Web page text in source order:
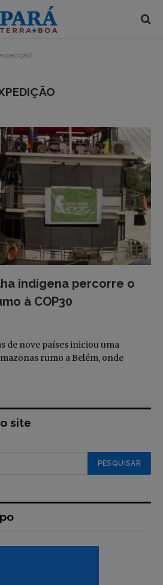
indígena percorre o
à COP30
de nove países iniciou uma
rumo a Belém, onde
site